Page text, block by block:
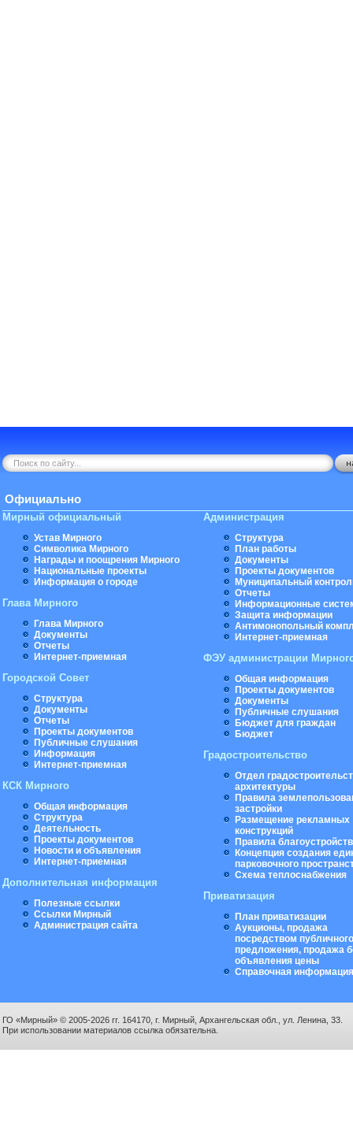
Официально
Мирный официальный
Устав Мирного
Символика Мирного
Награды и поощрения Мирного
Национальные проекты
Информация о городе
Глава Мирного
Глава Мирного
Документы
Отчеты
Интернет-приемная
Городской Совет
Структура
Документы
Отчеты
Проекты документов
Публичные слушания
Информация
Интернет-приемная
КСК Мирного
Общая информация
Структура
Деятельность
Проекты документов
Новости и объявления
Интернет-приемная
Дополнительная информация
Полезные ссылки
Ссылки Мирный
Администрация сайта
Администрация
Структура
План работы
Документы
Проекты документов
Муниципальный
Отчеты
Информационные
Защита информации
Антимонопольный
Интернет-приемная
ФЭУ администрации
Общая информация
Проекты документов
Документы
Публичные слушания
Бюджет для граждан
Бюджет
Градостроительство
Отдел
архитектуры
Правила
застройки
Размещение рекламных
конструкций
Правила
Концепция создания
парковочного
Схема теплоснабжения
Приватизация
План приватизации
Аукционы, продажа
посредством публичного
предложения, продажа
объявления цены
Справочная информация
ГО «Мирный» © 2005-2026 гг. 164170, г. Мирный, Архангельская обл., ул. Ленина, 33.
При использовании материалов ссылка обязательна.